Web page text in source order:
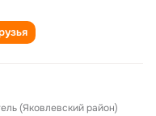
(Яковлевский район)